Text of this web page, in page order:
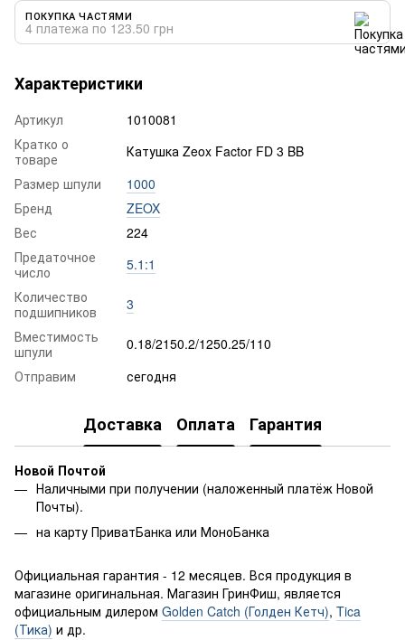
ПОКУПКА ЧАСТЯМИ
4 платежа по 123.50 грн
Характеристики
Артикул
1010081
Кратко о
товаре
Катушка Zeox Factor FD 3 BB
Размер шпули
1000
Бренд
ZEOX
Вес
224
Предаточное
число
5.1:1
Количество
подшипников
3
Вместимость
шпули
0.18/2150.2/1250.25/110
Отправим
сегодня
Доставка Оплата Гарантия
Новой Почтой
Наличными при получении (наложенный платёж Новой
Почты).
на карту ПриватБанка или МоноБанка
Официальная гарантия - 12 месяцев. Вся продукция в
магазине оригинальная. Магазин ГринФиш, является
официальным дилером Golden Catch (Голден Кетч), Tica
(Тика) и др.